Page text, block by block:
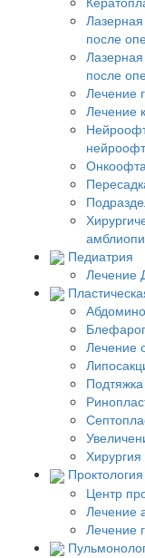
после
после
Лечение
Лечение
Педиатрия
Лечение
Лечение
Проктология
Центр
Лечение
Лечение